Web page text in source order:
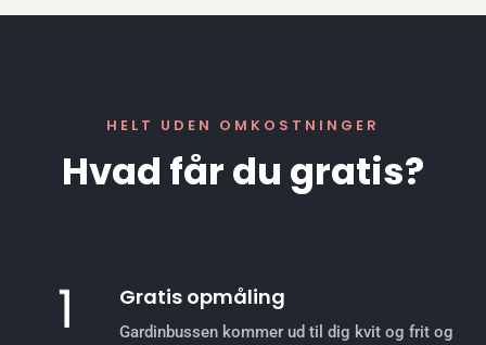
HELT UDEN OMKOSTNINGER
Hvad får du gratis?
Gratis opmåling
Gardinbussen kommer ud til dig kvit og frit og